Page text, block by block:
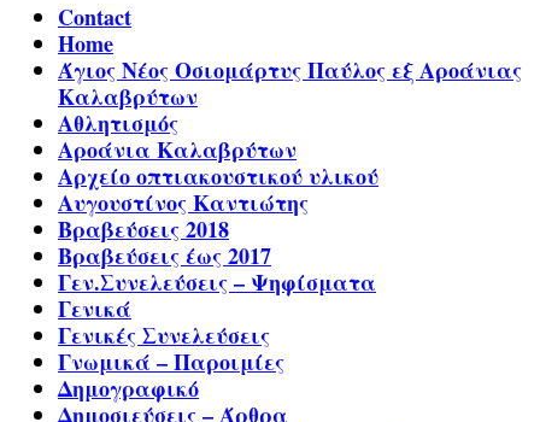
Contact
Home
Άγιος Νέος Οσιομάρτυς Παύλος εξ Αροάνιας
Καλαβρύτων
Αθλητισμός
Αροάνια Καλαβρύτων
Αρχείο οπτιακουστικού υλικού
Αυγουστίνος Καντιώτης
Βραβεύσεις 2018
Βραβεύσεις έως 2017
Γεν.Συνελεύσεις – Ψηφίσματα
Γενικά
Γενικές Συνελεύσεις
Γνωμικά – Παροιμίες
Δημογραφικό
Δημοσιεύσεις – Άρθρα